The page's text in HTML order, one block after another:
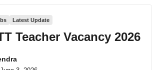
Latest Update
Teacher Vacancy 2026